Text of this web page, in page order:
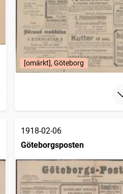
[omärkt], Göteborg
1918-02-06
Göteborgsposten